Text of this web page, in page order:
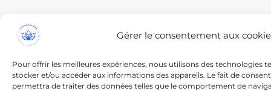
Gérer le consentement aux
Pour offrir les meilleures expériences, nous utilisons des technologies
stocker et/ou accéder aux informations des appareils. Le fait de
permettra de traiter des données telles que le comportement de